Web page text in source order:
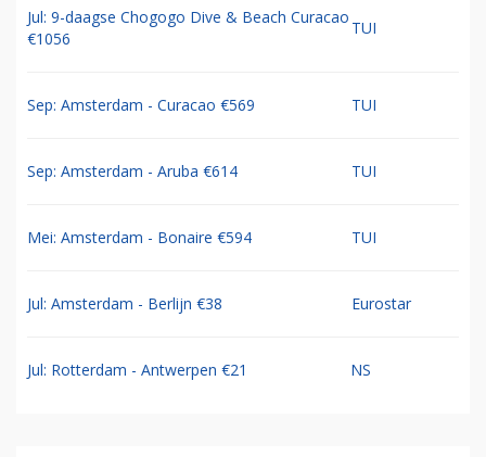
Jul: 9-daagse Chogogo Dive & Beach Curacao
€1056
TUI
Sep: Amsterdam - Curacao €569 TUI
Sep: Amsterdam - Aruba €614 TUI
Mei: Amsterdam - Bonaire €594 TUI
Jul: Amsterdam - Berlijn €38 Eurostar
Jul: Rotterdam - Antwerpen €21 NS